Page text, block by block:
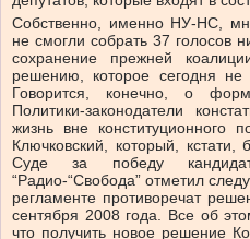
Собственно, именно НУ-НС,
не смогли собрать 37 голосов
сохранение прежней
решению, которое сегодня не
Говорится, конечно, о
Политики-законодатели
жизнь вне
Ключковский, который,
Суде за победу
“Радио-“Свобода” отметил
регламенте противоречат
сентября 2008 года. Все об
что получить новое решение